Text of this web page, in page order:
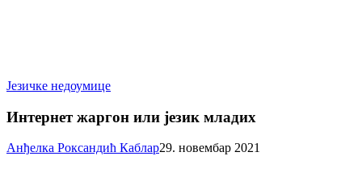
Језичке недоумицеИнтернет
или
младих
Интернет жаргон или језик младих
Анђелка Роксандић Каблар29. новембар 2021